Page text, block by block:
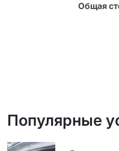
Общая
Популярные